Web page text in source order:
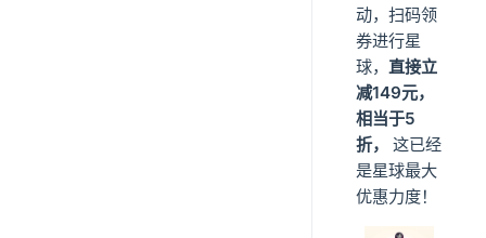
动，扫码领
券进行星
球， 直接立
减149元，
相当于5
折，
这已经
是星球最大
优惠力度！